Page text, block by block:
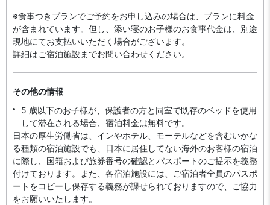
※食事つきプランでご予約をお申し込みの場合は、プランに料金
が含まれています。但し、添い寝のお子様のお食事代金は、別途
現地にてお支払いいただく場合がございます。
詳細はご宿泊施設までお問い合わせください。
その他の情報
5 歳以下のお子様が、保護者の方と同室で既存のベッドを使用
して滞在される場合、宿泊料金は無料です。
日本の厚生労働省は、インやホテル、モーテルなどを含むいかな
る種類の宿泊施設でも、日本に​居住してない海外のお客様の宿泊
に際し、国籍および旅券番号の確認とパスポートのご提示を義務
付け​ております。また、各宿泊施設には、ご宿泊者全員のパスポ
ートをコピーし保存する義務が課せられておりますの​で、ご協力
をお願いいたします。